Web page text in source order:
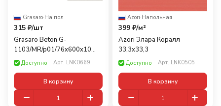
Grasaro·На пол
315 ₽/шт
Grasaro Beton G-
1103/MR/p01/76x600x10
7,6x60Доступно Арт. LNK0669
В корзину
Azori·Напольная
399 ₽/м²
Azori Элара Коралл
33,3x33,3
Доступно Арт. LNK0505
В корзину